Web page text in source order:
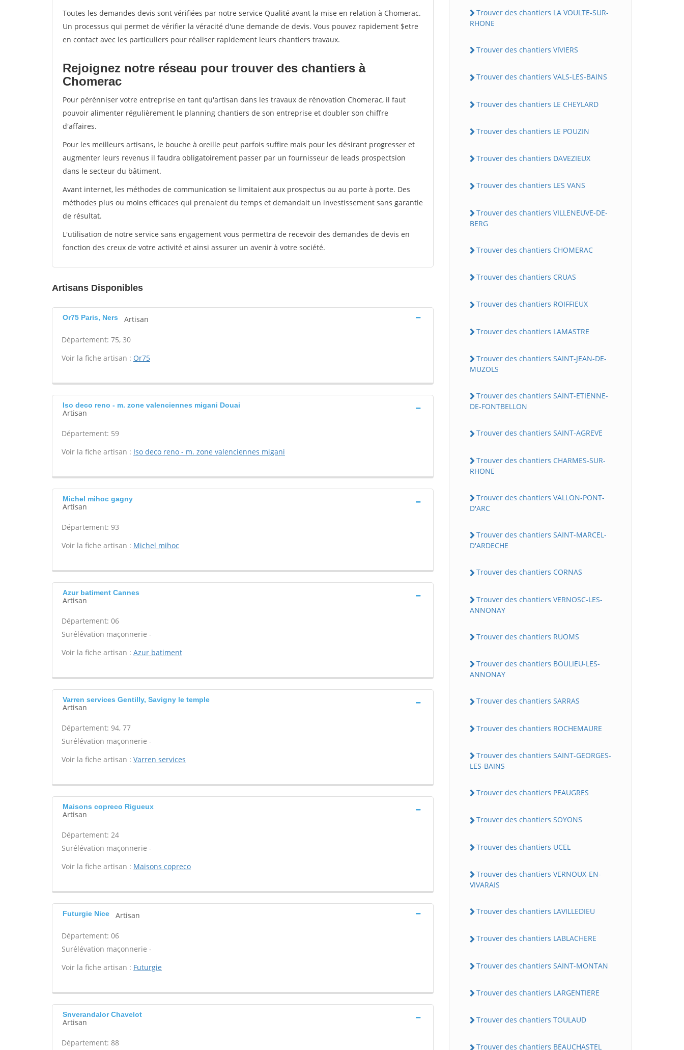
Toutes les demandes devis sont vérifiées par notre service Qualité avant la mise en relation à Chomerac.
Un processus qui permet de vérifier la véracité d'une demande de devis. Vous pouvez rapidement $etre
en contact avec les particuliers pour réaliser rapidement leurs chantiers travaux.
Rejoignez notre réseau pour trouver des chantiers à
Chomerac
Pour pérénniser votre entreprise en tant qu'artisan dans les travaux de rénovation Chomerac, il faut
pouvoir alimenter régulièrement le planning chantiers de son entreprise et doubler son chiffre
d'affaires.
Pour les meilleurs artisans, le bouche à oreille peut parfois suffire mais pour les désirant progresser et
augmenter leurs revenus il faudra obligatoirement passer par un fournisseur de leads prospectsion
dans le secteur du bâtiment.
Avant internet, les méthodes de communication se limitaient aux prospectus ou au porte à porte. Des
méthodes plus ou moins efficaces qui prenaient du temps et demandait un investissement sans garantie
de résultat.
L'utilisation de notre service sans engagement vous permettra de recevoir des demandes de devis en
fonction des creux de votre activité et ainsi assurer un avenir à votre société.
Artisans Disponibles
Or75 Paris, Ners Artisan
Département: 75, 30
Voir la fiche artisan : Or75
Iso deco reno - m. zone valenciennes migani Douai
Artisan
Département: 59
Voir la fiche artisan : Iso deco reno - m. zone valenciennes migani
Michel mihoc gagny
Artisan
Département: 93
Voir la fiche artisan : Michel mihoc
Azur batiment Cannes
Artisan
Département: 06
Surélévation maçonnerie -
Voir la fiche artisan : Azur batiment
Varren services Gentilly, Savigny le temple
Artisan
Département: 94, 77
Surélévation maçonnerie -
Voir la fiche artisan : Varren services
Maisons copreco Rigueux
Artisan
Département: 24
Surélévation maçonnerie -
Voir la fiche artisan : Maisons copreco
Futurgie Nice Artisan
Département: 06
Surélévation maçonnerie -
Voir la fiche artisan : Futurgie
Snverandalor Chavelot
Artisan
Département: 88
Trouver des chantiers LA VOULTE-SUR-
RHONE
Trouver des chantiers VIVIERS
Trouver des chantiers VALS-LES-BAINS
Trouver des chantiers LE CHEYLARD
Trouver des chantiers LE POUZIN
Trouver des chantiers DAVEZIEUX
Trouver des chantiers LES VANS
Trouver des chantiers VILLENEUVE-DE-
BERG
Trouver des chantiers CHOMERAC
Trouver des chantiers CRUAS
Trouver des chantiers ROIFFIEUX
Trouver des chantiers LAMASTRE
Trouver des chantiers SAINT-JEAN-DE-
MUZOLS
Trouver des chantiers SAINT-ETIENNE-
DE-FONTBELLON
Trouver des chantiers SAINT-AGREVE
Trouver des chantiers CHARMES-SUR-
RHONE
Trouver des chantiers VALLON-PONT-
D'ARC
Trouver des chantiers SAINT-MARCEL-
D'ARDECHE
Trouver des chantiers CORNAS
Trouver des chantiers VERNOSC-LES-
ANNONAY
Trouver des chantiers RUOMS
Trouver des chantiers BOULIEU-LES-
ANNONAY
Trouver des chantiers SARRAS
Trouver des chantiers ROCHEMAURE
Trouver des chantiers SAINT-GEORGES-
LES-BAINS
Trouver des chantiers PEAUGRES
Trouver des chantiers SOYONS
Trouver des chantiers UCEL
Trouver des chantiers VERNOUX-EN-
VIVARAIS
Trouver des chantiers LAVILLEDIEU
Trouver des chantiers LABLACHERE
Trouver des chantiers SAINT-MONTAN
Trouver des chantiers LARGENTIERE
Trouver des chantiers TOULAUD
Trouver des chantiers BEAUCHASTEL